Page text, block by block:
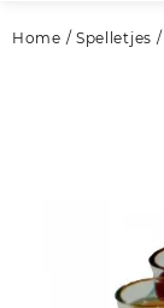
Home / Spelletjes